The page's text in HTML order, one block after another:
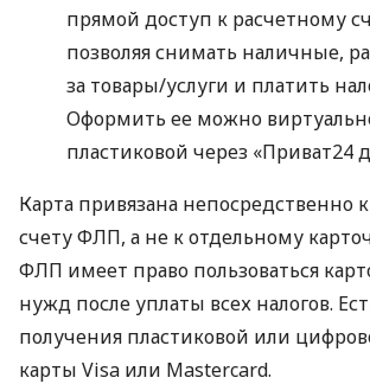
прямой доступ к расчетному
позволяя снимать наличные,
за товары/услуги и платить
Оформить ее можно
пластиковой через «Приват24
Карта привязана непосредственно
счету ФЛП, а не к отдельному
ФЛП имеет право пользоваться
нужд после уплаты всех налогов.
получения пластиковой или
карты Visa или Mastercard.